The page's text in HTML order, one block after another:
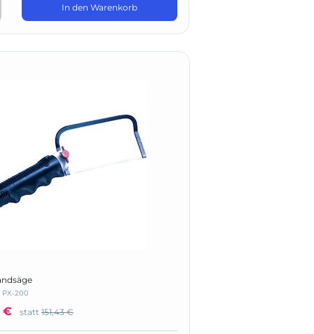
In den Warenkorb
PX-200
€ statt 151,43 €